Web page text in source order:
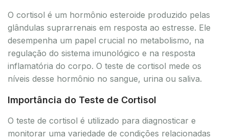
O cortisol é um hormônio esteroide produzido pelas
glândulas suprarrenais em resposta ao estresse. Ele
desempenha um papel crucial no metabolismo, na
regulação do sistema imunológico e na resposta
inflamatória do corpo. O teste de cortisol mede os
níveis desse hormônio no sangue, urina ou saliva.
Importância do Teste de Cortisol
O teste de cortisol é utilizado para diagnosticar e
monitorar uma variedade de condições relacionadas